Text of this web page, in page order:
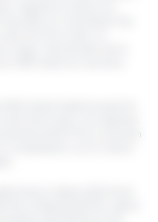
respecto a marzo. En
2024, el crecimiento fue
12,4 % en valor. El
mejor mes de abril de la
1997, tanto en volumen
Santa Catarina exportó
de cerdo, con ingresos
de 8,7 % en volumen
comparación con el mismo
fueron Japón (20,5 % de
%) y Filipinas (19,3 %). Japón
del 64,9 % en las